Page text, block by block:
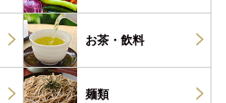
お茶・ 飲料
麺類